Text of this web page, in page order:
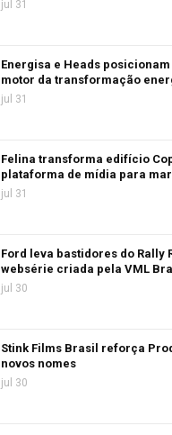
jul 31
Energisa e Heads
motor da transformação
jul 31
Felina transforma edifício
plataforma de mídia para
jul 31
Ford leva bastidores do Rally
websérie criada pela VML
jul 30
Stink Films Brasil reforça
novos nomes
jul 30